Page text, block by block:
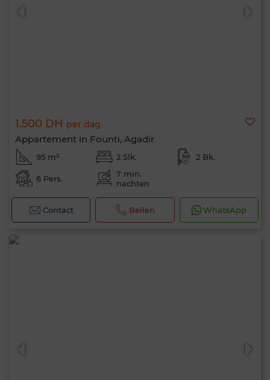
1.500 DH per dag
Appartement in Founti, Agadir
95 m² 2 Slk. 2 Bk.
6 Pers.
7 min.
nachten
Contact Bellen WhatsApp